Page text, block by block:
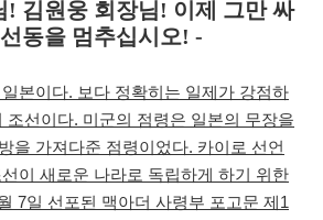
! 김원웅 회장님! 이제 그만 싸
동을 멈추십시오! -
본이다. 보다 정확히는 일제가 강점하
조선이다. 미군의 점령은 일본의 무장을
을 가져다준 점령이었다. 카이로 선언
이 새로운 나라로 독립하게 하기 위한
7일 선포된 맥아더 사령부 포고문 제 1